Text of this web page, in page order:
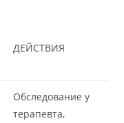
ДЕЙСТВИЯ
Обследование у
терапевта,